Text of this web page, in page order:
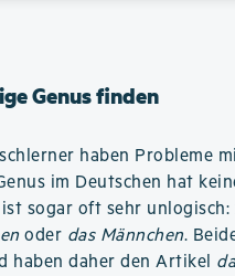
Genus finden
haben Probleme
im Deutschen hat
ist sogar oft sehr
oder das Männchen.
haben daher den Artikel